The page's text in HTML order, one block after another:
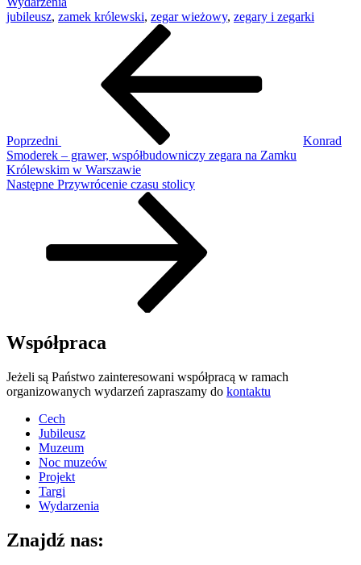
jubileusz, zamek królewski, zegar wieżowy, zegary i zegarki
Poprzedni
Konrad
Smoderek – grawer, współbudowniczy zegara na Zamku
Królewskim w Warszawie
Następny
Następne Przywrócenie czasu stolicy
Współpraca
Jeżeli są Państwo zainteresowani współpracą w ramach
organizowanych wydarzeń zapraszamy do kontaktu
Cech
Jubileusz
Muzeum
Noc muzeów
Projekt
Targi
Wydarzenia
Znajdź nas: